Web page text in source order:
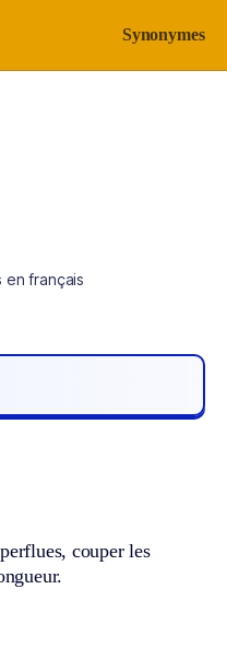
Synonymes
en français
couper les